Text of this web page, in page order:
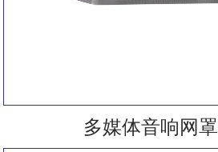
多媒体音响网罩